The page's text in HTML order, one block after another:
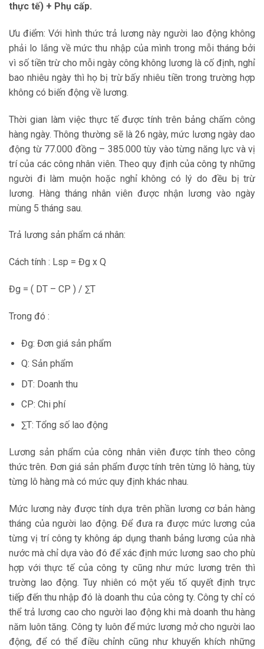
thực tế) + Phụ cấp.
Ưu điểm: Với hình thức trả lương này người lao động không
phải lo lắng về mức thu nhập của mình trong mỗi tháng bởi
vì số tiền trừ cho mỗi ngày công không lương là cố định, nghỉ
bao nhiêu ngày thì họ bị trừ bấy nhiêu tiền trong trường hợp
không có biến động về lương.
Thời gian làm việc thực tế được tính trên bảng chấm công
hàng ngày. Thông thường sẽ là 26 ngày, mức lương ngày dao
động từ 77.000 đồng – 385.000 tùy vào từng năng lực và vị
trí của các công nhân viên. Theo quy định của công ty những
người đi làm muộn hoặc nghỉ không có lý do đều bị trừ
lương. Hàng tháng nhân viên được nhận lương vào ngày
mùng 5 tháng sau.
Trả lương sản phẩm cá nhân:
Cách tính : Lsp = Đg x Q
Đg = ( DT – CP ) / ∑T
Trong đó :
Đg: Đơn giá sản phẩm
Q: Sản phẩm
DT: Doanh thu
CP: Chi phí
∑T: Tổng số lao động
Lương sản phẩm của công nhân viên được tính theo công
thức trên. Đơn giá sản phẩm được tính trên từng lô hàng, tùy
từng lô hàng mà có mức quy định khác nhau.
Mức lương này được tính dựa trên phần lương cơ bản hàng
tháng của người lao động. Để đưa ra được mức lương của
từng vị trí công ty không áp dụng thanh bảng lương của nhà
nước mà chỉ dựa vào đó để xác định mức lương sao cho phù
hợp với thực tế của công ty cũng như mức lương trên thì
trường lao động. Tuy nhiên có một yếu tố quyết định trực
tiếp đến thu nhập đó là doanh thu của công ty. Công ty chỉ có
thể trả lương cao cho người lao động khi mà doanh thu hàng
năm luôn tăng. Công ty luôn để mức lương mở cho người lao
động, để có thể điều chỉnh cũng như khuyến khích những